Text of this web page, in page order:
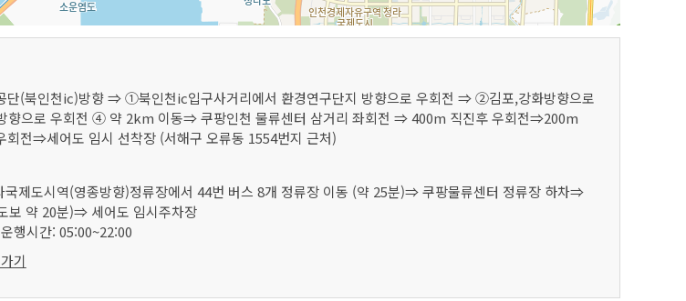
단(북인천ic)방향 ⇒ ①북인천ic입구사거리에서 환경연구단지 방향으로 우회전 ⇒ ②김포,강화방향으로
으로 우회전 ④ 약 2km 이동⇒ 쿠팡인천 물류센터 삼거리 좌회전 ⇒ 400m 직진후 우회전⇒200m
전⇒세어도 임시 선착장 (서해구 오류동 1554번지 근처)
제도시역(영종방향)정류장에서 44번 버스 8개 정류장 이동 (약 25분)⇒ 쿠팡물류센터 정류장 하차⇒
보 약 20분)⇒ 세어도 임시주차장
행시간: 05:00~22:00
기